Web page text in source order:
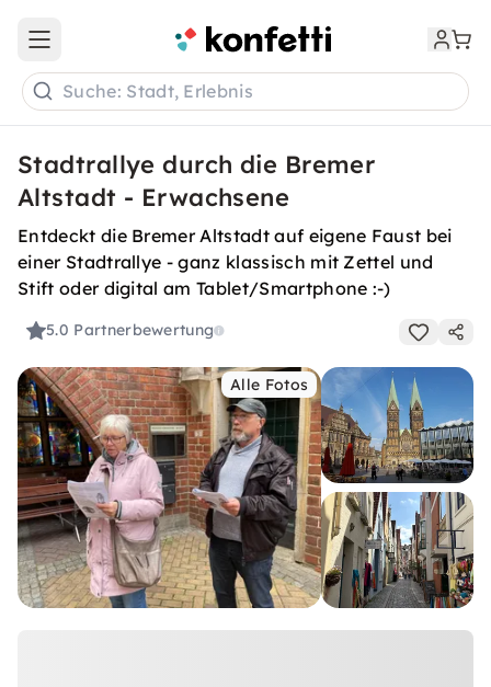
Open main menu
Suche: Stadt, Erlebnis
Stadtrallye durch die Bremer
Altstadt - Erwachsene
Entdeckt die Bremer Altstadt auf eigene Faust bei
einer Stadtrallye - ganz klassisch mit Zettel und
Stift oder digital am Tablet/Smartphone :-)
5.0 Partnerbewertung
Alle Fotos